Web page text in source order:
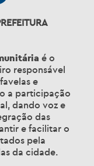
é o
responsável
e
a participação
dando voz e
das
e facilitar o
pela
da cidade.